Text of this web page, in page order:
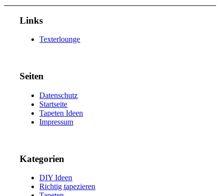
Links
Texterlounge
Seiten
Datenschutz
Startseite
Tapeten Ideen
Impressum
Kategorien
DIY Ideen
Richtig tapezieren